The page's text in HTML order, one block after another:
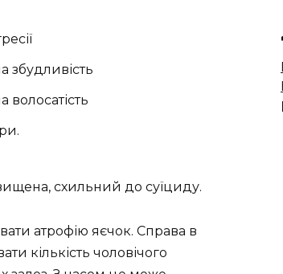
збудливість
волосатість
схильний до суїциду.
атрофію яєчок. Справа в
кількість чоловічого